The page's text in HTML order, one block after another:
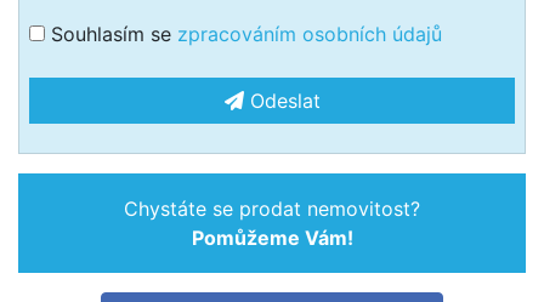
Souhlasím se zpracováním osobních údajů
Odeslat
Chystáte se prodat nemovitost?
Pomůžeme Vám!